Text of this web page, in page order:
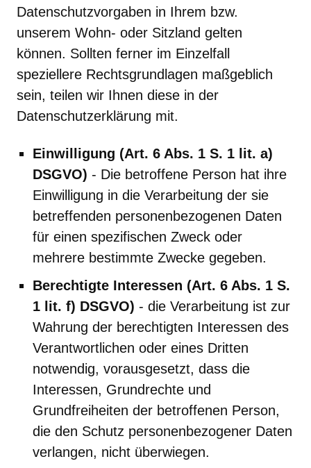
Datenschutzvorgaben in Ihrem bzw.
unserem Wohn- oder Sitzland gelten
können. Sollten ferner im Einzelfall
speziellere Rechtsgrundlagen maßgeblich
sein, teilen wir Ihnen diese in der
Datenschutzerklärung mit.
Einwilligung (Art. 6 Abs. 1 S. 1 lit. a)
DSGVO) - Die betroffene Person hat ihre
Einwilligung in die Verarbeitung der sie
betreffenden personenbezogenen Daten
für einen spezifischen Zweck oder
mehrere bestimmte Zwecke gegeben.
Berechtigte Interessen (Art. 6 Abs. 1 S.
1 lit. f) DSGVO) - die Verarbeitung ist zur
Wahrung der berechtigten Interessen des
Verantwortlichen oder eines Dritten
notwendig, vorausgesetzt, dass die
Interessen, Grundrechte und
Grundfreiheiten der betroffenen Person,
die den Schutz personenbezogener Daten
verlangen, nicht überwiegen.